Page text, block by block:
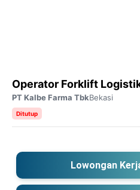
Operator Forklift
PT Kalbe Farma TbkBekasi
Ditutup
Lowongan